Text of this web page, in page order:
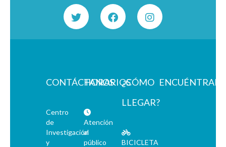
CONTÁCTANOS
Centro
de
Investigación
y
HORARIOS
Atención
al
público
¿CÓMO
LLEGAR?
BICICLETA